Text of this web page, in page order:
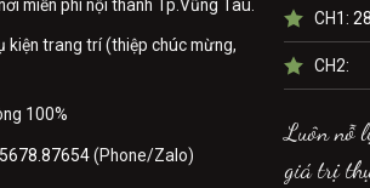
miễn phí nội thành Tp.Vũng Tàu.
kiện trang trí (thiệp chúc mừng,
100%
(Phone/Zalo)
CH1:
CH2:
Luôn nỗ
giá trị